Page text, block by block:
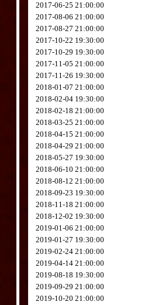
2017-06-25 21:00:00
2017-08-06 21:00:00
2017-08-27 21:00:00
2017-10-22 19:30:00
2017-10-29 19:30:00
2017-11-05 21:00:00
2017-11-26 19:30:00
2018-01-07 21:00:00
2018-02-04 19:30:00
2018-02-18 21:00:00
2018-03-25 21:00:00
2018-04-15 21:00:00
2018-04-29 21:00:00
2018-05-27 19:30:00
2018-06-10 21:00:00
2018-08-12 21:00:00
2018-09-23 19:30:00
2018-11-18 21:00:00
2018-12-02 19:30:00
2019-01-06 21:00:00
2019-01-27 19:30:00
2019-02-24 21:00:00
2019-04-14 21:00:00
2019-08-18 19:30:00
2019-09-29 21:00:00
2019-10-20 21:00:00